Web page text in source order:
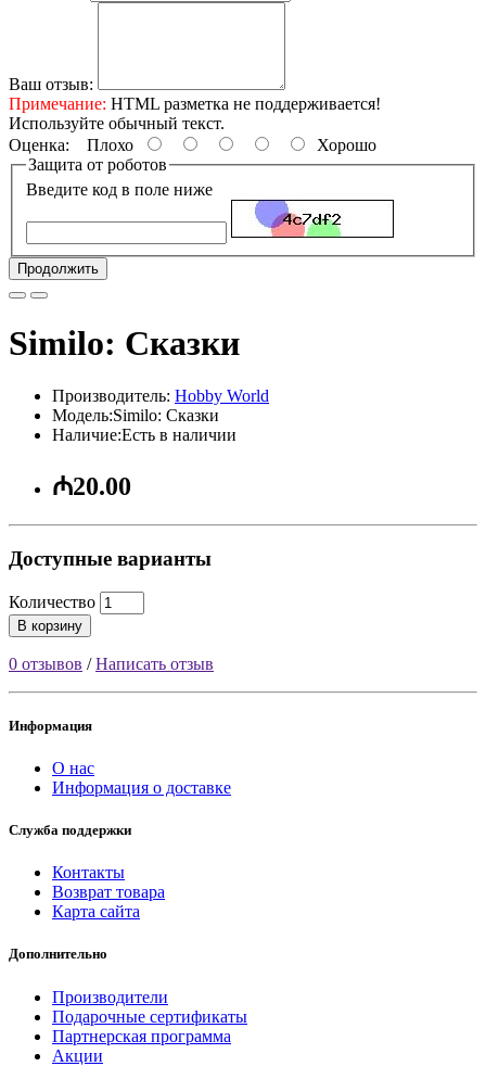
Ваш отзыв:
Примечание: HTML разметка не поддерживается!
Используйте обычный текст.
Оценка: Плохо
Хорошо
Защита от роботов
Введите код в поле ниже
Продолжить
Similo: Сказки
Производитель: Hobby World
Модель:Similo: Сказки
Наличие:Есть в наличии
₼20.00
Доступные варианты
Количество
В корзину
0 отзывов /Написать отзыв
Информация
О нас
Информация о доставке
Служба поддержки
Контакты
Возврат товара
Карта сайта
Дополнительно
Производители
Подарочные сертификаты
Партнерская программа
Акции